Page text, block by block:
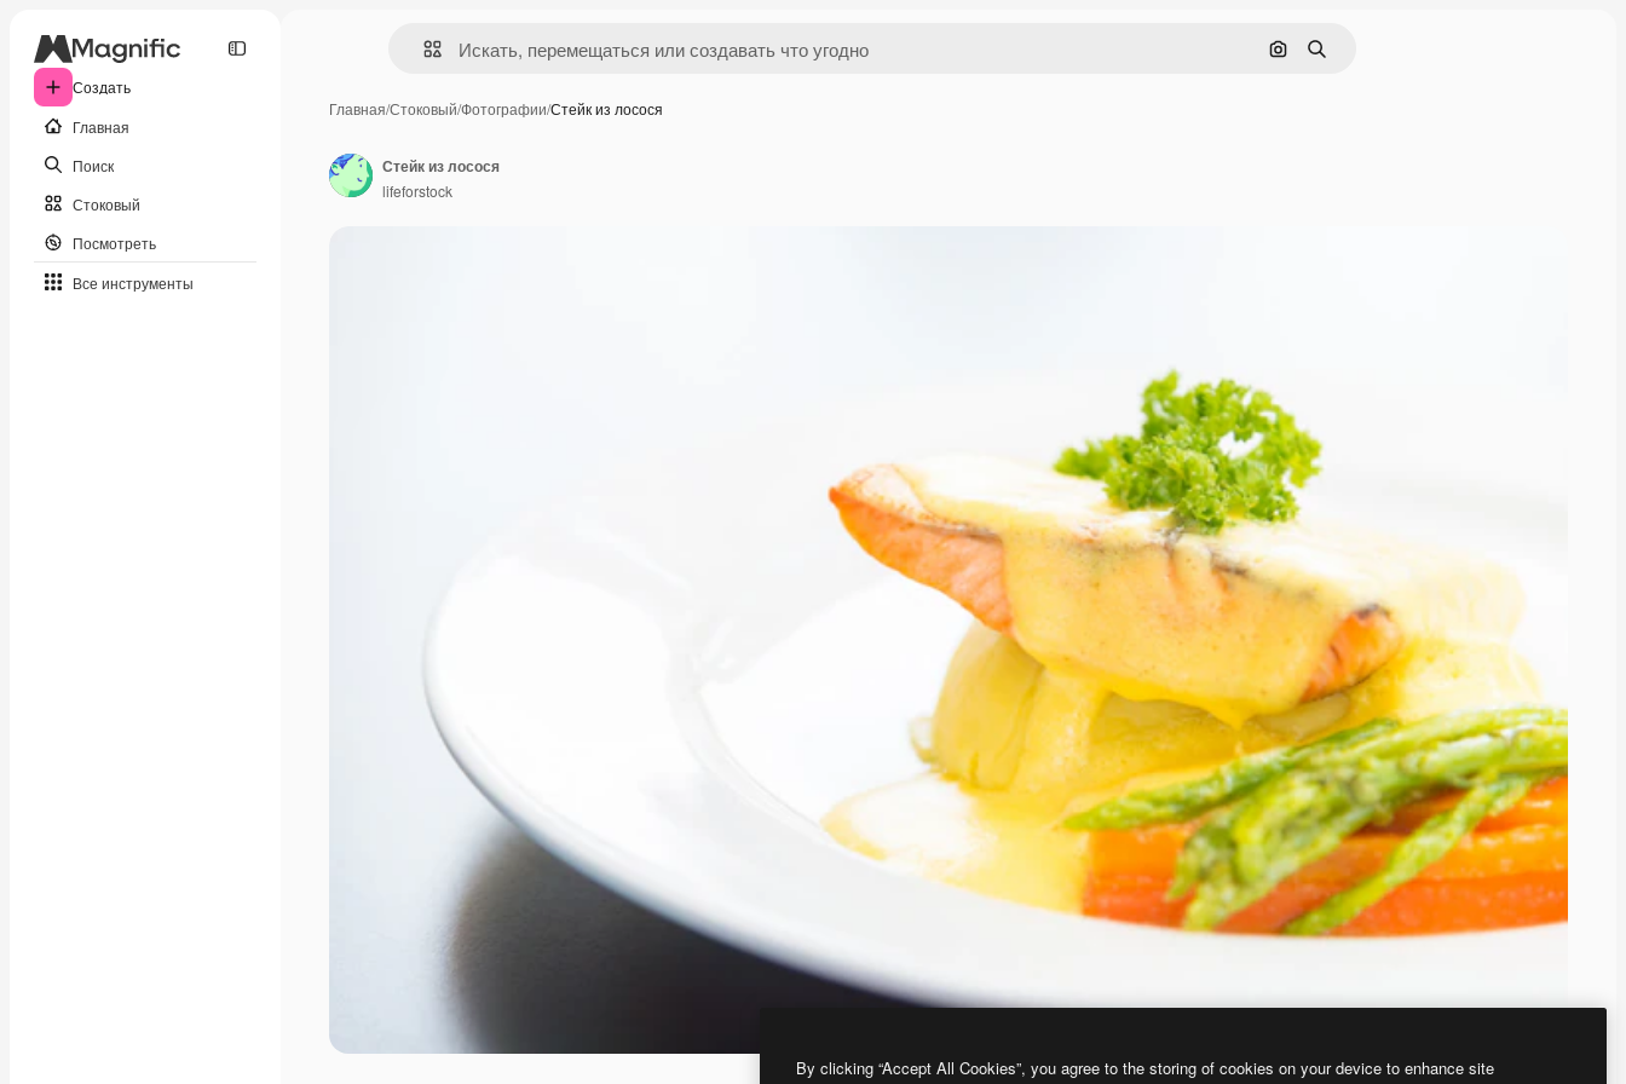
Создать
Главная
Поиск
Стоковый
Посмотреть
Все инструменты
Поиск по изображению
Поиск
Главная/Стоковый/Фотографии/Стейк из лосося
Стейк из лосося
lifeforstock
By clicking “Accept All Cookies”, you agree to the storing of cookies on your device to enhance site